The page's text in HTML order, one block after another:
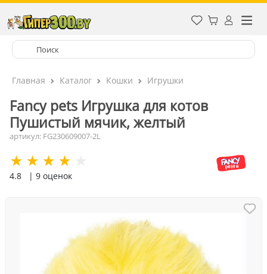
Главная Каталог Кошки Игрушки
Fancy pets Игрушка для котов
Пушистый мячик, желтый
артикул: FG230609007-2L
4.8 | 9 оценок